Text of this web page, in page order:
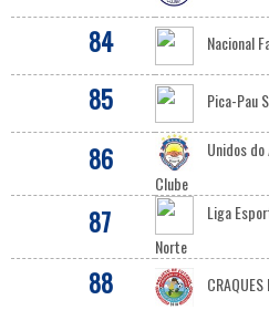
84
Nacional
85
Pica-Pau
86
Unidos
Clube
87
Liga
Norte
88